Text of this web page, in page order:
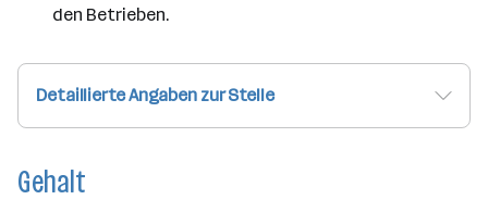
den Betrieben.
Detaillierte Angaben zur Stelle
Gehalt